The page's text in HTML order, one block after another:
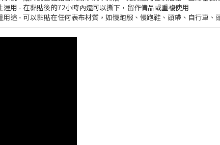
運用 - 在黏貼後的72小時內還可以撕下，留作備品或重複使用
用途 - 可以黏貼在任何表布材質，如慢跑服、慢跑鞋、頭帶、自行車、